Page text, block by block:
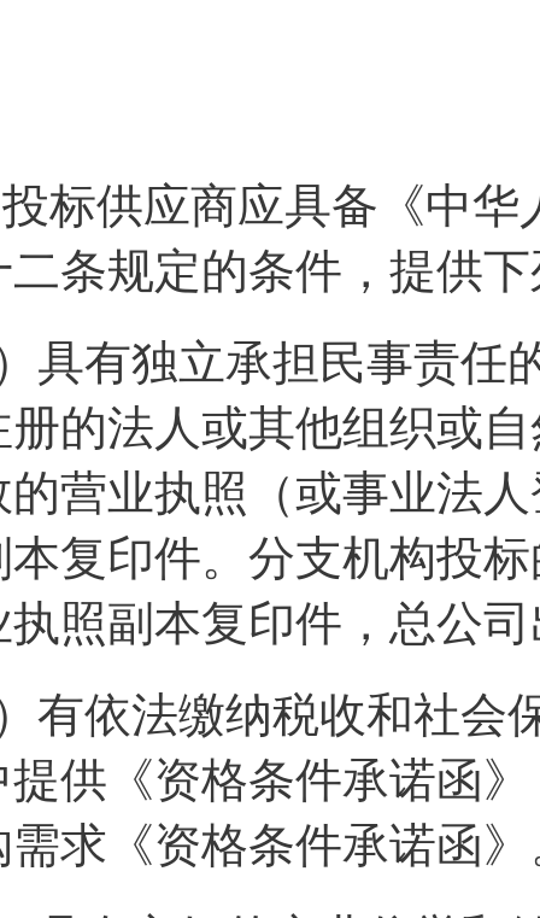
标供应商应具备《中
二条规定的条件，提供
具有独立承担民事责任
册的法人或其他组织或
的营业执照（或事业法
本复印件。分支机构投
执照副本复印件，总公
有依法缴纳税收和社会
提供《资格条件承诺函
需求《资格条件承诺函